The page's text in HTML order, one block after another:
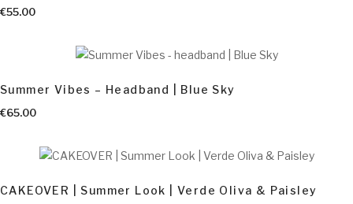
€55.00
Summer Vibes – Headband | Blue Sky
€65.00
CAKEOVER | Summer Look | Verde Oliva & Paisley